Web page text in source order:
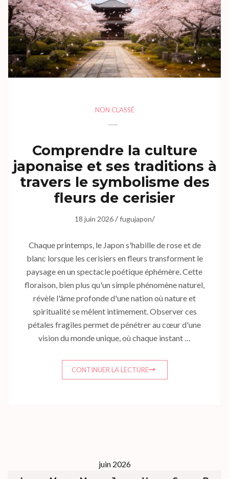
NON CLASSÉ
Comprendre la culture
japonaise et ses traditions à
travers le symbolisme des
fleurs de cerisier
18 juin 2026/fugujapon/
Chaque printemps, le Japon s'habille de rose et de
blanc lorsque les cerisiers en fleurs transforment le
paysage en un spectacle poétique éphémère. Cette
floraison, bien plus qu'un simple phénomène naturel,
révèle l'âme profonde d'une nation où nature et
spiritualité se mêlent intimement. Observer ces
pétales fragiles permet de pénétrer au cœur d'une
vision du monde unique, où chaque instant …
CONTINUER LA LECTURE
juin 2026